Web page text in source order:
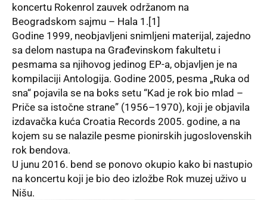
koncertu Rokenrol zauvek održanom na
Beogradskom sajmu – Hala 1.[1]
Godine 1999, neobjavljeni snimljeni materijal, zajedno
sa delom nastupa na Građevinskom fakultetu i
pesmama sa njihovog jedinog EP-a, objavljen je na
kompilaciji Antologija. Godine 2005, pesma „Ruka od
sna“ pojavila se na boks setu “Kad je rok bio mlad –
Priče sa istočne strane” (1956–1970), koji je objavila
izdavačka kuća Croatia Records 2005. godine, a na
kojem su se nalazile pesme pionirskih jugoslovenskih
rok bendova.
U junu 2016. bend se ponovo okupio kako bi nastupio
na koncertu koji je bio deo izložbe Rok muzej uživo u
Nišu.